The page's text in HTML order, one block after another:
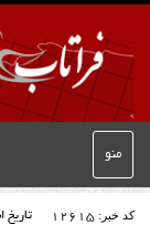
منو
کد خبر: 12615 تاریخ